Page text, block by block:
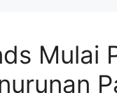
Mulai